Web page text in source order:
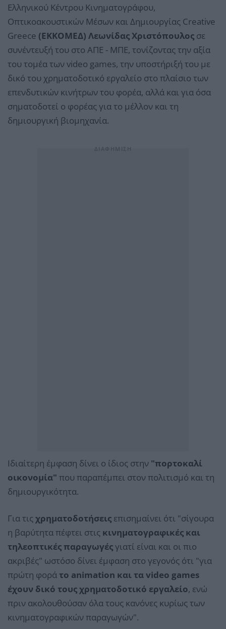
Ελληνικού Κέντρου Κινηματογράφου,
Οπτικοακουστικών Μέσων και Δημιουργίας Creative
Greece (ΕΚΚΟΜΕΔ) Λεωνίδας Χριστόπουλος σε
συνέντευξή του στο ΑΠΕ - ΜΠΕ, τονίζοντας την αξία
του τομέα των video games, την υποστήριξή του με
δικό του χρηματοδοτικό εργαλείο στο πλαίσιο των
επενδυτικών κινήτρων του φορέα, αλλά και για όσα
σηματοδοτεί ο φορέας για το μέλλον και τη
δημιουργική βιομηχανία.
Ιδιαίτερη έμφαση δίνει ο ίδιος στην "πορτοκαλί
οικονομία" που παραπέμπει στον πολιτισμό και τη
δημιουργικότητα.
Για τις χρηματοδοτήσεις επισημαίνει ότι "σίγουρα
η βαρύτητα πέφτει στις κινηματογραφικές και
τηλεοπτικές παραγωγέςγιατί είναι και οι πιο
ακριβές" ωστόσο δίνει έμφαση στο γεγονός ότι "για
πρώτη φοράτο animation και τα video games
έχουν δικό τους χρηματοδοτικό εργαλείο, ενώ
πριν ακολουθούσαν όλα τους κανόνες κυρίως των
κινηματογραφικών παραγωγών".